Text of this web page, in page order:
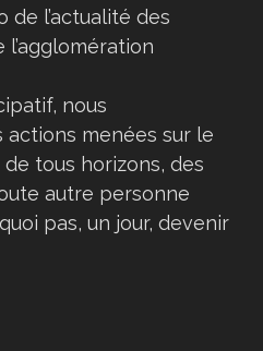
de l’actualité des
nous
actions menées sur le
tous horizons, des
autre personne
pas, un jour, devenir